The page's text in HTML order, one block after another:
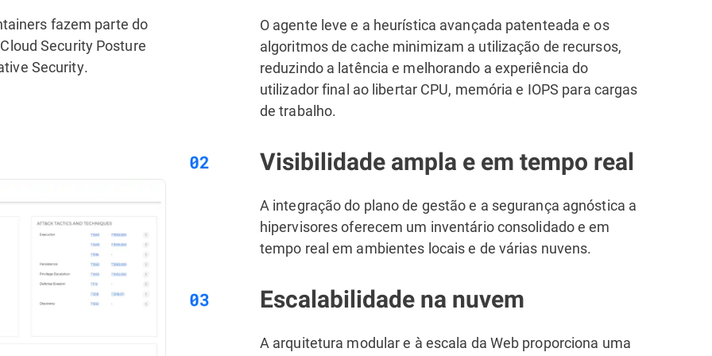
fazem parte do
Security Posture
Security.
O agente leve e a heurística avançada patenteada e os
algoritmos de cache minimizam a utilização de recursos,
reduzindo a latência e melhorando a experiência do
utilizador final ao libertar CPU, memória e IOPS para cargas
de trabalho.
Visibilidade ampla e em tempo real
A integração do plano de gestão e a segurança agnóstica a
hipervisores oferecem um inventário consolidado e em
tempo real em ambientes locais e de várias nuvens.
Escalabilidade na nuvem
A arquitetura modular e à escala da Web proporciona uma